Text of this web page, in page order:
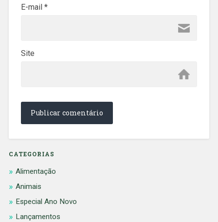
E-mail *
Site
CATEGORIAS
Alimentação
Animais
Especial Ano Novo
Lançamentos